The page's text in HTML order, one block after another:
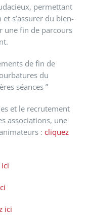
permettant
s’assurer du bien-
une fin de parcours
de fin de
du
séances ”
et le recrutement
associations, une
: cliquez
ici